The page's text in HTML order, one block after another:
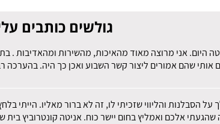
גולשים כותבים
היום. אני מרוצה מאוד מהאיכות, מהשירות ומהאדיבות .
אותי שהם אמורים ליצור קשר השבוע ואכן כך היה. בהערכה
על הסבלנות והליווי שזכיתי לו, זה לא ברור מאליו.
אלכם ואמליץ בחום יישר כוח. אניטה קונטרוביץ בית